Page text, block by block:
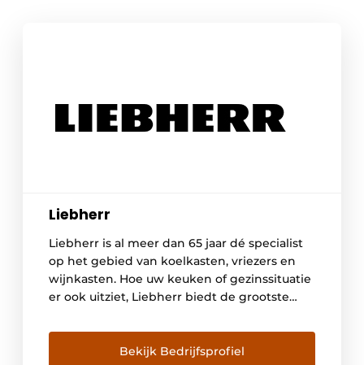
Liebherr
Liebherr is al meer dan 65 jaar dé specialist
op het gebied van koelkasten, vriezers en
wijnkasten. Hoe uw keuken of gezinssituatie
er ook uitziet, Liebherr biedt de grootste
vriesapparaten, zowel geïntegreerd als
vrijstaand. Het merk biedt bovendien
Bekijk Bedrijfsprofiel